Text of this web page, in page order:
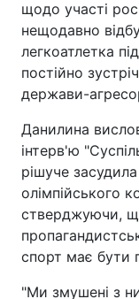
щодо участі
нещодавно
легкоатлетка
постійно
держави-
Данилина
інтерв'ю
рішуче
олімпійського
стверджуючи,
спорт має бути
"Ми змушені з